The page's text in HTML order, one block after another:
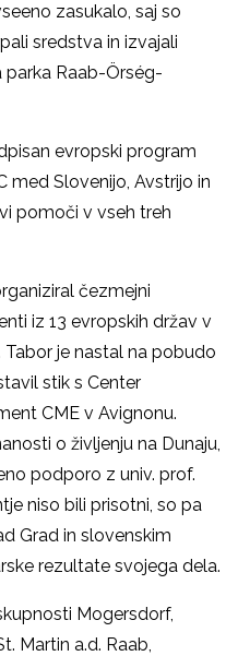
zasukalo, saj so
sredstva in izvajali
parka Raab-Örség-
evropski program
med Slovenijo, Avstrijo in
pomoči v vseh treh
čezmejni
iz 13 evropskih držav v
Tabor je nastal na pobudo
stik s Center
CME v Avignonu.
o življenju na Dunaju,
podporo z univ. prof.
niso bili prisotni, so pa
Grad in slovenskim
rezultate svojega dela.
Mogersdorf,
Martin a.d. Raab,